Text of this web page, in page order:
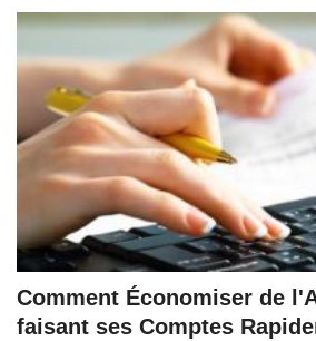
Comment Économiser de
faisant ses Comptes